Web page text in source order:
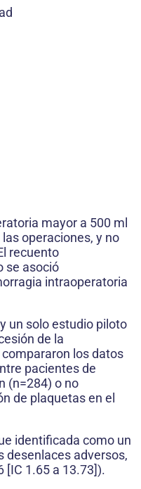
mayor a 500 ml
operaciones, y no
recuento
se asoció
intraoperatoria
un solo estudio piloto
de la
los datos
pacientes de
(n=284) o no
de plaquetas en el
identificada como un
desenlaces adversos,
[IC 1.65 a 13.73]).